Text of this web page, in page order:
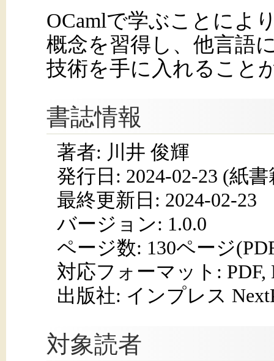
OCamlで学ぶことによ
概念を習得し、他言語
技術を手に入れること
書誌情報
著者: 川井 俊輝
発行日: 2024-02-23 (紙書
最終更新日: 2024-02-23
バージョン: 1.0.0
ページ数: 130ページ
対応フォーマット: PDF,
出版社: インプレス
対象読者